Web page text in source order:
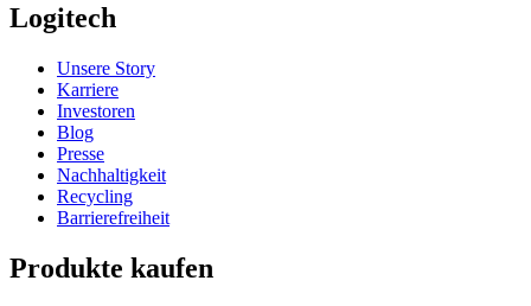
Logitech
Unsere Story
Karriere
Investoren
Blog
Presse
Nachhaltigkeit
Recycling
Barrierefreiheit
Produkte kaufen